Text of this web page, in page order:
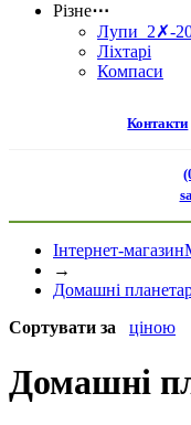
Різне⋯
Лупи 2✗-
Ліхтарі
Компаси
Контакти
Інтернет-магазин
→
Домашні
Сортувати за ціною
Домашні